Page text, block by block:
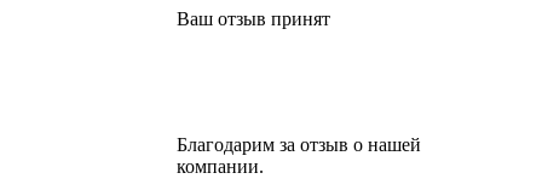
Ваш отзыв принят
Благодарим за отзыв о нашей
компании.